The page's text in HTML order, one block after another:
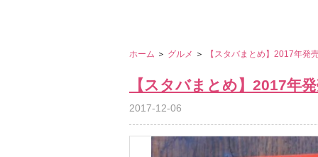
ホーム ＞ グルメ ＞ 【スタバまとめ】2017年発
【スタバまとめ】2017年
2017-12-06